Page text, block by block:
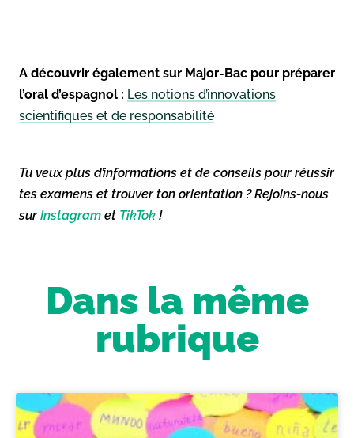
A découvrir également sur Major-Bac pour préparer
l’oral d’espagnol : Les notions d’innovations
scientifiques et de responsabilité
Tu veux plus d’informations et de conseils pour réussir
tes examens et trouver ton orientation ? Rejoins-nous
surInstagram et TikTok !
Dans la même
rubrique